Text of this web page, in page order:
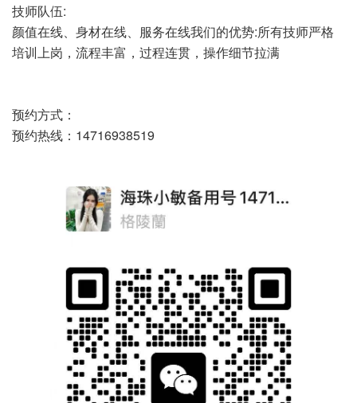
技师队伍:
颜值在线、身材在线、服务在线我们的优势:所有技师严格
培训上岗，流程丰富，过程连贯，操作细节拉满
预约方式：
预约热线：14716938519